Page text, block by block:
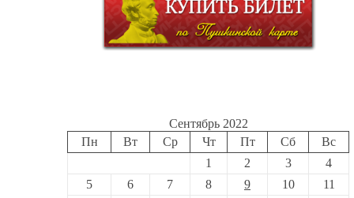
Сентябрь 2022
Пн
Вт Ср Чт Пт Сб
Вс
1
2 3
4
5
6 7 8 9 10
11